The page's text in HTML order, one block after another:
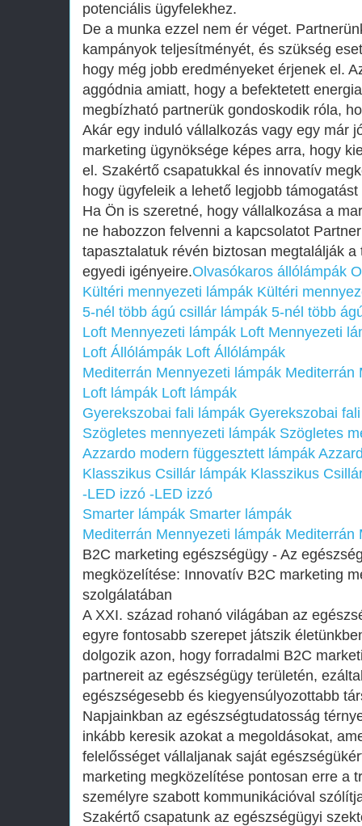
potenciális ügyfelekhez.
De a munka ezzel nem ér véget.
kampányok teljesítményét, és szükség
hogy még jobb eredményeket érjenek el.
aggódnia amiatt, hogy a befektetett
megbízható partnerük gondoskodik róla,
Akár egy induló vállalkozás vagy egy már
marketing ügynöksége képes arra, hogy
el. Szakértő csapatukkal és innovatív
hogy ügyfeleik a lehető legjobb
Ha Ön is szeretné, hogy vállalkozása a
ne habozzon felvenni a kapcsolatot
tapasztalatuk révén biztosan megtalálják
egyedi igényeire.Olvasókaros állólámpák
Kültéri mennyezeti lámpák Kültéri
5-nél több ágú csillár lámpák 5-nél több
Loft Mennyezeti lámpák Loft Mennyezeti
Loft Állólámpák Loft Állólámpák
Mediterrán Mennyezeti lámpák Mediterrán
Loft lámpák Loft lámpák
Gyerekszobai fali lámpák Gyerekszobai
Szögletes mennyezeti lámpák Szögletes
Azzardo modern függesztett lámpák
Klasszikus Csillár lámpák Klasszikus
-LED izzó -LED izzó
Smarter lámpák Smarter lámpák
Mediterrán Mennyezeti lámpák Mediterrán
B2C marketing egészségügy - Az
megközelítése: Innovatív B2C marketing
szolgálatában
A XXI. század rohanó világában az
egyre fontosabb szerepet játszik
dolgozik azon, hogy forradalmi B2C
partnereit az egészségügy területén,
egészségesebb és kiegyensúlyozottabb
Napjainkban az egészségtudatosság
inkább keresik azokat a megoldásokat,
felelősséget vállaljanak saját
marketing megközelítése pontosan erre a
személyre szabott kommunikációval
Szakértő csapatunk az egészségügyi